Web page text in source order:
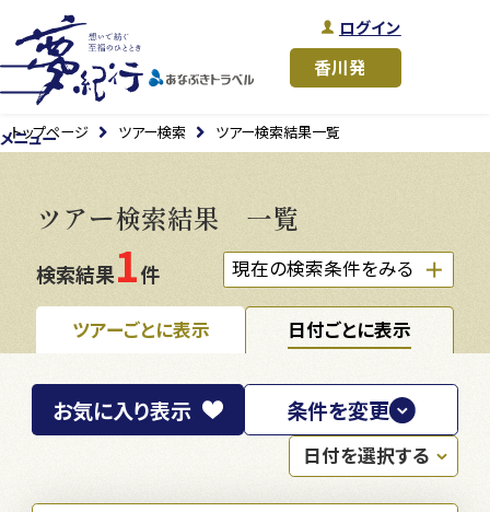
ログイン
メニュー
トップページ ツアー検索 ツアー検索結果一覧
ツアー検索結果 一覧
検索結果1件 現在の検索条件をみる
ツアーごとに表示 日付ごとに表示
お気に入り表示 条件を変更